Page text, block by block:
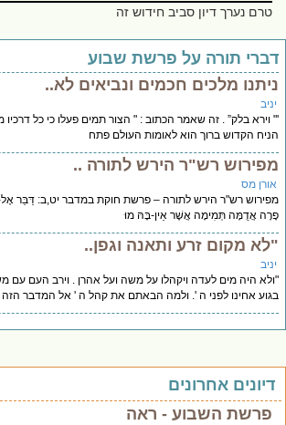
טרם נערך דיון סביב חידוש זה
תורה על פרשת שבוע
מלכים חכמים ונביאים לא..
בלק” . זה שאמר הכתוב : " הצור תמים פעלו כי כל דרכיו
הקדוש ברוך הוא לאומות העולם פתח
רש"ר הירש לתורה ..
מס
רש"ר הירש לתורה – פרשת חוקת במדבר יט,ב: דַּבֵּר אֶל-בְּנֵי
אֲדֻמָּה תְּמִימָה אֲשֶׁר אֵין-בָּהּ מוּ
מקום זרע ותאנה וגפן..
היה מים לעדה ויקהלו על משה ועל אהרן . וירב העם עם משה
אחינו לפני ה '. ולמה הבאתם את קהל ה ' אל המדבר הזה ל
אחרונים
פרשת השבוע - ראה